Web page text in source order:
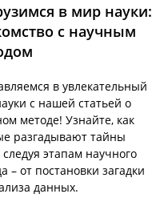
в мир науки:
с научным
в увлекательный
с нашей статьей о
методе! Узнайте, как
разгадывают тайны
этапам научного
– от постановки загадки
данных.